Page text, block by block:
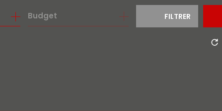
Budget FILTRER